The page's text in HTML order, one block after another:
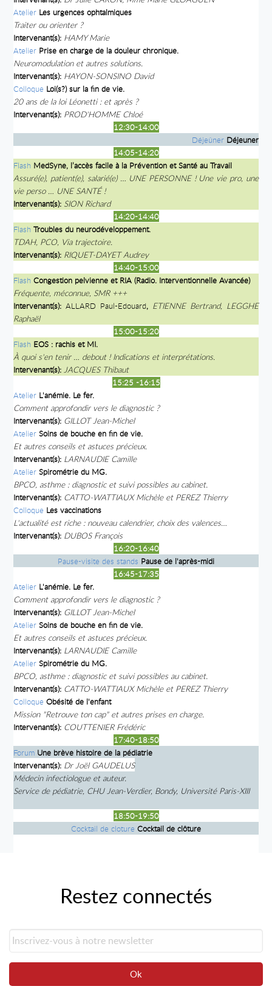
Atelier Les urgences ophtalmiques
Traiter ou orienter ?
Intervenant(s): HAMY Marie
Atelier Prise en charge de la douleur chronique.
Neuromodulation et autres solutions.
Intervenant(s): HAYON-SONSINO David
Colloque Loi(s?) sur la fin de vie.
20 ans de la loi Léonetti : et après ?
Intervenant(s): PROD'HOMME Chloé
12:30-14:00
Déjeûner Déjeuner
14:05-14:20
Flash MedSyne, l’accès facile à la Prévention et Santé au Travail
Assuré(e), patient(e), salarié(e) … UNE PERSONNE ! Une vie pro, une
vie perso … UNE SANTÉ !
Intervenant(s): SION Richard
14:20-14:40
Flash Troubles du neurodéveloppement.
TDAH, PCO, Via trajectoire.
Intervenant(s): RIQUET-DAYET Audrey
14:40-15:00
Flash Congestion pelvienne et RIA (Radio. Interventionnelle Avancée)
Fréquente, méconnue, SMR +++
Intervenant(s):ALLARD Paul-Edouard, ETIENNE Bertrand, LEGGHE
Raphaël
15:00-15:20
Flash EOS : rachis et MI.
À quoi s'en tenir … debout ! Indications et interprétations.
Intervenant(s): JACQUES Thibaut
15:25 -16:15
Atelier L'anémie. Le fer.
Comment approfondir vers le diagnostic ?
Intervenant(s): GILLOT Jean-Michel
Atelier Soins de bouche en fin de vie.
Et autres conseils et astuces précieux.
Intervenant(s): LARNAUDIE Camille
Atelier Spirométrie du MG.
BPCO, asthme : diagnostic et suivi possibles au cabinet.
Intervenant(s): CATTO-WATTIAUX Michèle et PEREZ Thierry
Colloque Les vaccinations
L'actualité est riche : nouveau calendrier, choix des valences…
Intervenant(s): DUBOS François
16:20-16:40
Pause-visite des stands Pause de l'après-midi
16:45-17:35
Atelier L'anémie. Le fer.
Comment approfondir vers le diagnostic ?
Intervenant(s): GILLOT Jean-Michel
Atelier Soins de bouche en fin de vie.
Et autres conseils et astuces précieux.
Intervenant(s): LARNAUDIE Camille
Atelier Spirométrie du MG.
BPCO, asthme : diagnostic et suivi possibles au cabinet.
Intervenant(s): CATTO-WATTIAUX Michèle et PEREZ Thierry
Colloque Obésité de l'enfant
Mission "Retrouve ton cap" et autres prises en charge.
Intervenant(s): COUTTENIER Frédéric
17:40-18:50
Forum Une brève histoire de la pédiatrie
Intervenant(s): Dr Joël GAUDELUS
Médecin infectiologue et auteur.
Service de pédiatrie, CHU Jean-Verdier, Bondy, Université Paris-XIII
18:50-19:50
Cocktail de cloture Cocktail de clôture
Restez connectés